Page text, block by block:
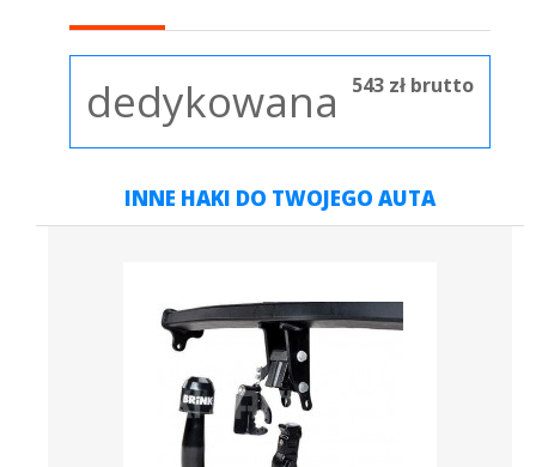
dedykowana 543 zł brutto
INNE HAKI DO TWOJEGO AUTA